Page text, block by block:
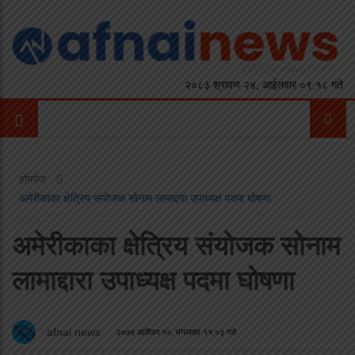
२०८३ श्रावण २४, आईतवार ०९:१८ गते
होमपेज
अमेरीकाका क्षेत्रिय संयोजक सोनाम लामाद्दारा उपाध्यक्ष पदमा घोषणा
अमेरीकाका क्षेत्रिय संयोजक सोनाम
लामाद्दारा उपाध्यक्ष पदमा घोषणा
afnai news २०७४ आश्विन १०, मंगलवार ११:०३ गते